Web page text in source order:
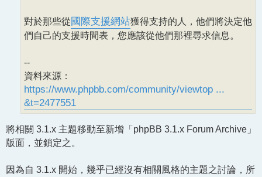
對於那些從國際支援網站獲得支持的人，他們將決定他
們自己的支援時間表，您應該從他們那裡尋求信息。
--
資料來源：
https://www.phpbb.com/community/viewtop ...
&t=2477551
將相關 3.1.x 主題移動至新增「phpBB 3.1.x Forum Archive」
版面，並鎖定之。
因為自 3.1.x 開始，幾乎已經沒有相關風格的主題之討論，所